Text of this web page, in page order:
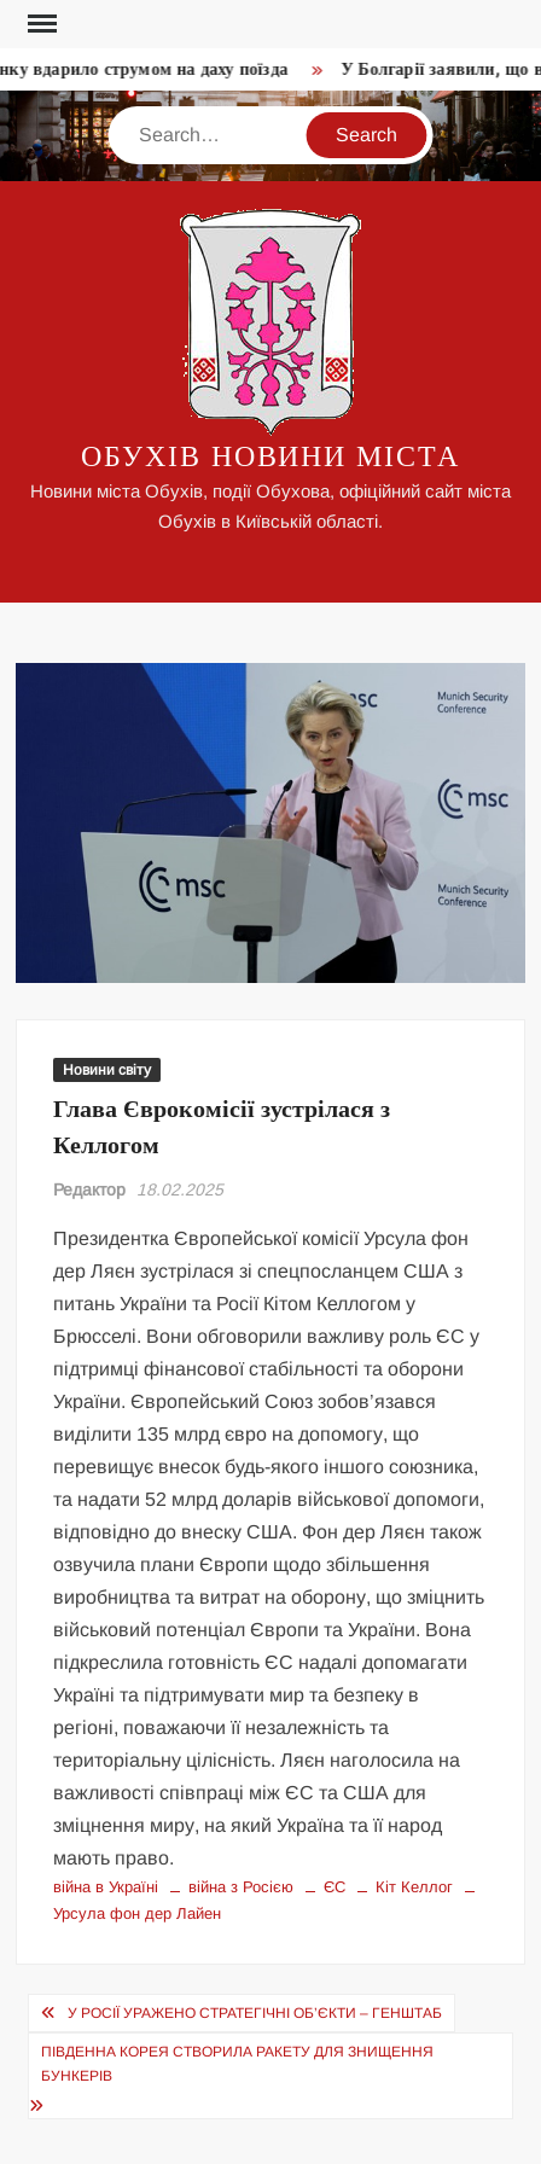
Skip
content
вдарило струмом на даху поїзда У Болгарії заявили, що
Search
ОБУХІВ НОВИНИ МІСТА
Новини міста Обухів, події Обухова, офіційний сайт міста
Обухів в Київській області.
Новини світу
Глава Єврокомісії зустрілася з
Келлогом
Редактор 18.02.2025
Президентка Європейської комісії Урсула фон
дер Ляєн зустрілася зі спецпосланцем США з
питань України та Росії Кітом Келлогом у
Брюсселі. Вони обговорили важливу роль ЄС у
підтримці фінансової стабільності та оборони
України. Європейський Союз зобов’язався
виділити 135 млрд євро на допомогу, що
перевищує внесок будь-якого іншого союзника,
та надати 52 млрд доларів військової допомоги,
відповідно до внеску США. Фон дер Ляєн також
озвучила плани Європи щодо збільшення
виробництва та витрат на оборону, що зміцнить
військовий потенціал Європи та України. Вона
підкреслила готовність ЄС надалі допомагати
Україні та підтримувати мир та безпеку в
регіоні, поважаючи її незалежність та
територіальну цілісність. Ляєн наголосила на
важливості співпраці між ЄС та США для
зміцнення миру, на який Україна та її народ
мають право.
війна в Україні війна з Росією ЄС
Кіт Келлог
Урсула фон дер Лайен
Навігація
записів
У РОСІЇ УРАЖЕНО СТРАТЕГІЧНІ ОБ’ЄКТИ – ГЕНШТАБ
ПІВДЕННА КОРЕЯ СТВОРИЛА РАКЕТУ ДЛЯ ЗНИЩЕННЯ
БУНКЕРІВ